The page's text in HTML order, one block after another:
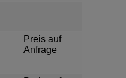
Preis auf
Anfrage